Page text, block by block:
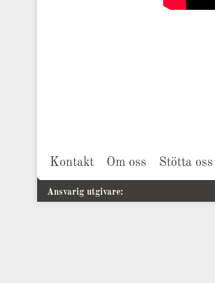
Kontakt Om oss Stötta oss
Ansvarig utgivare: